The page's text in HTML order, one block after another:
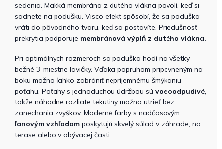
sedenia. Mäkká membrána z dutého vlákna povolí, keď si
sadnete na podušku. Visco efekt spôsobí, že sa poduška
vráti do pôvodného tvaru, keď sa postavíte. Priedušnosť
prekrytia podporuje membránová výplň z dutého vlákna.
Pri optimálnych rozmeroch sa poduška hodí na všetky
bežné 3-miestne lavičky. Vďaka popruhom pripevneným na
boku možno ľahko zabrániť nepríjemnému šmýkaniu
poťahu. Poťahy s jednoduchou údržbou sú vodoodpudivé
takže náhodne rozliate tekutiny možno utrieť bez
zanechania zvyškov. Moderné farby s nadčasovým
ľanovým vzhľadom poskytujú skvelý súlad v záhrade, na
terase alebo v obývacej časti.